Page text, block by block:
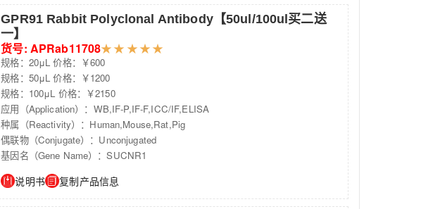
GPR91 Rabbit Polyclonal Antibody【50ul/100ul买二送
一】
货号: APRab11708★★ ★★★
规格：20μL 价格：￥600
规格：50μL 价格：￥1200
规格：100μL 价格：￥2150
应用（Application）：WB,IF-P,IF-F,ICC/IF,ELISA
种属（Reactivity）：Human,Mouse,Rat,Pig
偶联物（Conjugate）：Unconjugated
基因名（Gene Name）：SUCNR1
说明书 复制产品信息